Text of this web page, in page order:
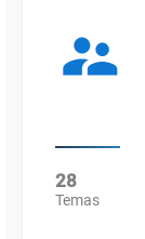
28
Temas